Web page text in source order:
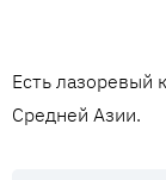
Есть лазоревый
Средней Азии.